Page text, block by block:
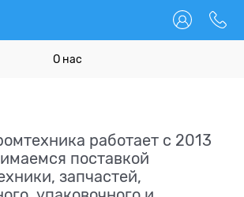
О нас
работает с 2013
поставкой
запчастей,